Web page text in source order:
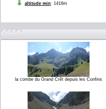
altitude min: 1416m
la combe du Grand Crêt depuis les Confins